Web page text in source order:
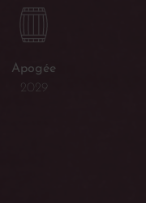
Apogée
2029